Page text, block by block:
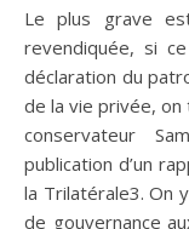
Le plus grave
revendiquée, si
déclaration du
de la vie privée,
conservateur
publication d’un
la Trilatérale3. On
de gouvernance